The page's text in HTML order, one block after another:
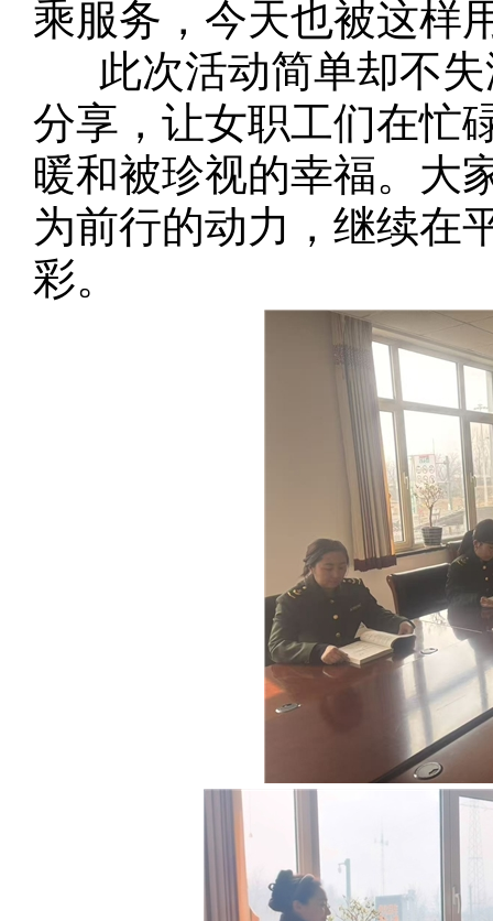
乘服务，今天也被这样
此次活动简单却不失
分享，让女职工们在忙
暖和被珍视的幸福。大
为前行的动力，继续在
彩。